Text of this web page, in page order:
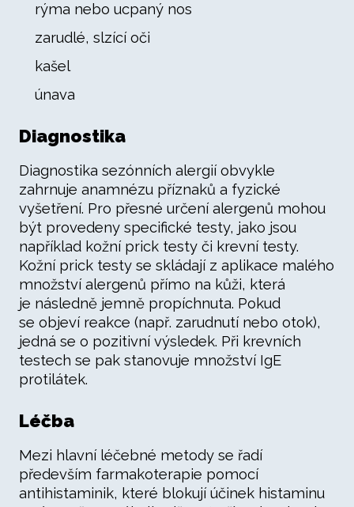
rýma nebo ucpaný nos
zarudlé, slzící oči
kašel
únava
Diagnostika
Diagnostika sezónních alergií obvykle
zahrnuje anamnézu příznaků a fyzické
vyšetření. Pro přesné určení alergenů mohou
být provedeny specifické testy, jako jsou
například kožní prick testy či krevní testy.
Kožní prick testy se skládají z aplikace malého
množství alergenů přímo na kůži, která
je následně jemně propíchnuta. Pokud
se objeví reakce (např. zarudnutí nebo otok),
jedná se o pozitivní výsledek. Při krevních
testech se pak stanovuje množství IgE
protilátek.
Léčba
Mezi hlavní léčebné metody se řadí
především farmakoterapie pomocí
antihistaminik, které blokují účinek histaminu